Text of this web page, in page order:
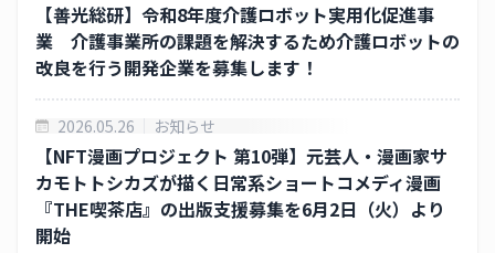
ネクス
ＥＷＪ
投資家情報
財務ハイライト
CAICA Report 2025 ( PDF )
【善光総研】令和8年度介護ロボット実用化促進事
業 介護事業所の課題を解決するため介護ロボットの
改良を行う開発企業を募集します！
2026.05.26 お知らせ
【NFT漫画プロジェクト 第10弾】元芸人・漫画家サ
カモトトシカズが描く日常系ショートコメディ漫画
『THE喫茶店』の出版支援募集を6月2日（火）より
開始